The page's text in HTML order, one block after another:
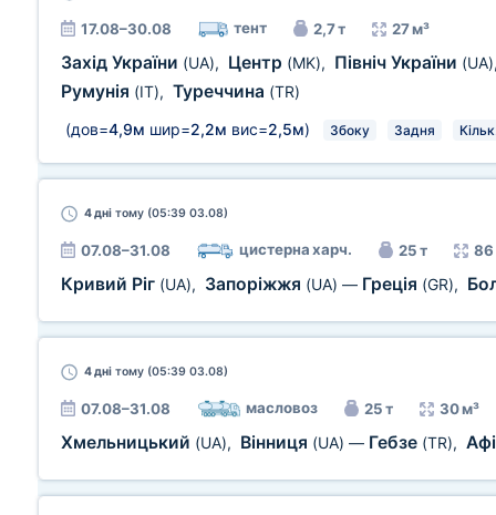
17.08–30.08 тент 2,7 т 27 м³
Захід України (UA), Центр (MK), Північ України (UA)
Румунія (IT), Туреччина (TR)
(дов=4,9м шир=2,2м вис=2,5м) Збоку Задня
4 дні тому (05:39 03.08)
07.08–31.08 цистерна харч. 25 т 86
Кривий Ріг (UA), Запоріжжя (UA) — Греція (GR),
4 дні тому (05:39 03.08)
07.08–31.08 масловоз 25 т 30 м³
Хмельницький (UA), Вінниця (UA) — Гебзе (TR),